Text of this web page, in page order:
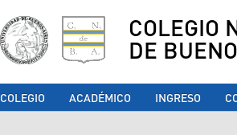
COLEGIO
DE
COLEGIO ACADÉMICO INGRESO